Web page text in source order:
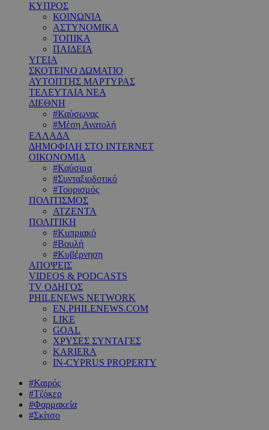
ΚΥΠΡΟΣ
ΚΟΙΝΩΝΙΑ
ΑΣΤΥΝΟΜΙΚΑ
ΤΟΠΙΚΑ
ΠΑΙΔΕΙΑ
ΥΓΕΙΑ
ΣΚΟΤΕΙΝΟ ΔΩΜΑΤΙΟ
ΑΥΤΟΠΤΗΣ ΜΑΡΤΥΡΑΣ
ΤΕΛΕΥΤΑΙΑ ΝΕΑ
ΔΙΕΘΝΗ
#Καύσωνας
#Μέση Ανατολή
ΕΛΛΑΔΑ
ΔΗΜΟΦΙΛΗ ΣΤΟ INTERNET
ΟΙΚΟΝΟΜΙΑ
#Καύσιμα
#Συνταξιοδοτικό
#Τουρισμός
ΠΟΛΙΤΙΣΜΟΣ
ΑΤΖΕΝΤΑ
ΠΟΛΙΤΙΚΗ
#Κυπριακό
#Βουλή
#Κυβέρνηση
ΑΠΟΨΕΙΣ
VIDEOS & PODCASTS
TV ΟΔΗΓΟΣ
PHILENEWS NETWORK
EN.PHILENEWS.COM
LIKE
GOAL
ΧΡΥΣΕΣ ΣΥΝΤΑΓΕΣ
KARIERA
IN-CYPRUS PROPERTY
#Καιρός
#Τζόκερ
#Φαρμακεία
#Σκίτσο